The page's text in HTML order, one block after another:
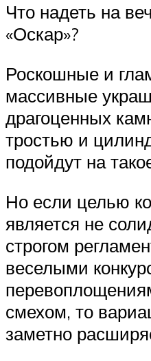
Что надеть на
«Оскар»?
Роскошные и
массивные
драгоценных
тростью и
подойдут на
Но если целью
является не
строгом
веселыми
смехом, то
заметно